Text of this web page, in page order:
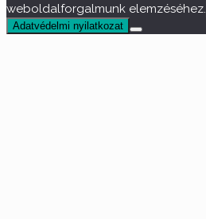
weboldalforgalmunk elemzéséhez.
Adatvédelmi nyilatkozat